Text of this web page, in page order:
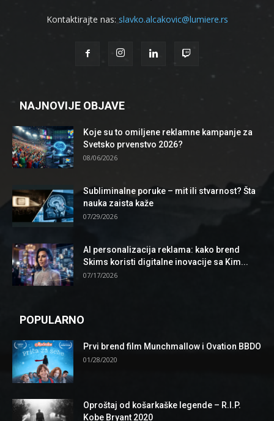
Kontaktirajte nas: slavko.alcakovic@lumiere.rs
NAJNOVIJE OBJAVE
Koje su to omiljene reklamne kampanje za
Svetsko prvenstvo 2026?
08/06/2026
Subliminalne poruke – mit ili stvarnost? Šta
nauka zaista kaže
07/29/2026
AI personalizacija reklama: kako brend
Skims koristi digitalne inovacije sa Kim...
07/17/2026
POPULARNO
Prvi brend film Munchmallow i Ovation BBDO
01/28/2020
Oproštaj od košarkaške legende – R.I.P.
Kobe Bryant 2020